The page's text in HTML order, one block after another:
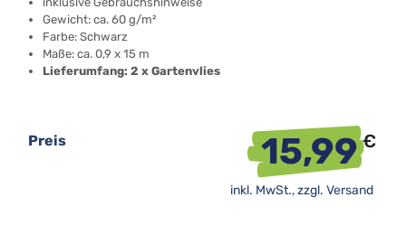
Gewicht: ca. 60 g/m²
Farbe: Schwarz
Maße: ca. 0,9 x 15 m
Lieferumfang: 2 x Gartenvlies
Preis 15,99€
inkl. MwSt., zzgl. Versand